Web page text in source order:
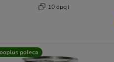
10 opcji
poleca